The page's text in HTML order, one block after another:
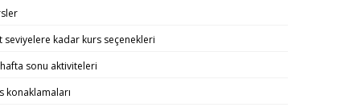
seviyelere kadar kurs seçenekleri
sonu aktiviteleri
konaklamaları